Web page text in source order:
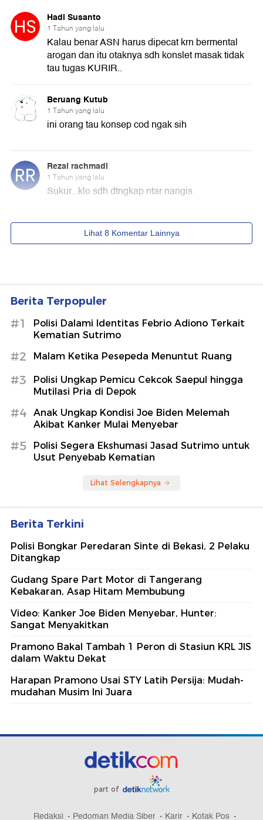
Berita Terpopuler
#1
Polisi Dalami Identitas Febrio Adiono Terkait
Kematian Sutrimo
#2 Malam Ketika Pesepeda Menuntut Ruang
#3
Polisi Ungkap Pemicu Cekcok Saepul hingga
Mutilasi Pria di Depok
#4
Anak Ungkap Kondisi Joe Biden Melemah
Akibat Kanker Mulai Menyebar
#5
Polisi Segera Ekshumasi Jasad Sutrimo untuk
Usut Penyebab Kematian
Lihat Selengkapnya
Berita Terkini
Polisi Bongkar Peredaran Sinte di Bekasi, 2 Pelaku
Ditangkap
Gudang Spare Part Motor di Tangerang
Kebakaran, Asap Hitam Membubung
Video: Kanker Joe Biden Menyebar, Hunter:
Sangat Menyakitkan
Pramono Bakal Tambah 1 Peron di Stasiun KRL JIS
dalam Waktu Dekat
Harapan Pramono Usai STY Latih Persija: Mudah-
mudahan Musim Ini Juara
part of
Redaksi Pedoman Media Siber Karir Kotak Pos